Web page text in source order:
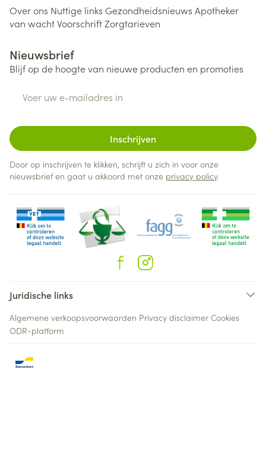
Over ons Nuttige links Gezondheidsnieuws Apotheker
van wachtVoorschriftZorgtarieven
Nieuwsbrief
Blijf op de hoogte van nieuwe producten en promoties
Inschrijven
Door op inschrijven te klikken, schrijft u zich in voor onze
nieuwsbrief en gaat u akkoord met onze privacy policy.
Juridische links
Algemene verkoopsvoorwaarden Privacy disclaimer Cookies
ODR-platform